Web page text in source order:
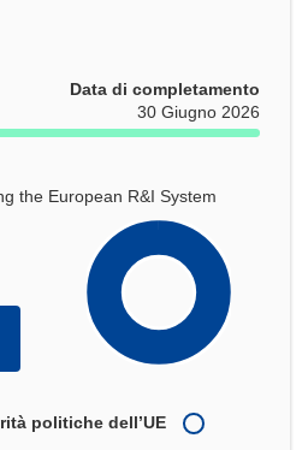
Data di completamento
30 Giugno 2026
the European R&I System
politiche dell’UE